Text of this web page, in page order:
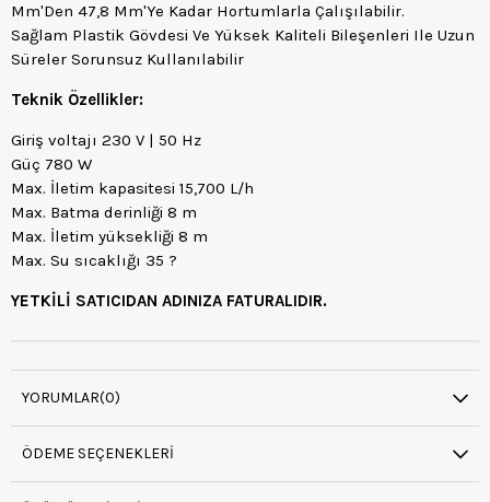
Mm'Den 47,8 Mm'Ye Kadar Hortumlarla Çalışılabilir.
Sağlam Plastik Gövdesi Ve Yüksek Kaliteli Bileşenleri Ile Uzun
Süreler Sorunsuz Kullanılabilir
Teknik Özellikler:
Giriş voltajı 230 V | 50 Hz
Güç 780 W
Max. İletim kapasitesi 15,700 L/h
Max. Batma derinliği 8 m
Max. İletim yüksekliği 8 m
Max. Su sıcaklığı 35 ?
YETKİLİ SATICIDAN ADINIZA FATURALIDIR.
YORUMLAR(0)
ÖDEME SEÇENEKLERI